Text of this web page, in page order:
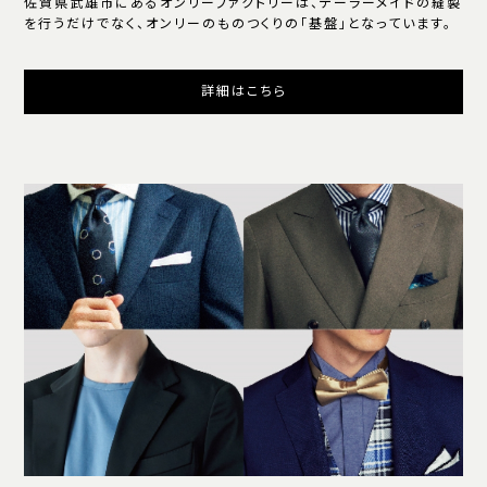
を行うだけでなく、オンリーのものつくりの「基盤」となっています。
詳細はこちら